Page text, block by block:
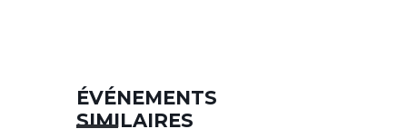
ÉVÉNEMENTS
SIMILAIRES